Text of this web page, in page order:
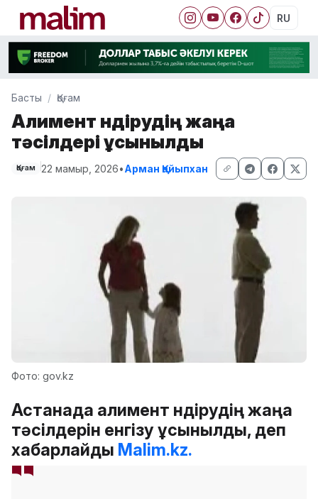
RU
Басты Қоғам
Алимент өндірудің жаңа
тәсілдері ұсынылды
Қоғам 22 мамыр, 2026•Арман Қайыпхан
Фото: gov.kz
Астанада алимент өндірудің жаңа
тәсілдерін енгізу ұсынылды, деп
хабарлайды Malim.kz.